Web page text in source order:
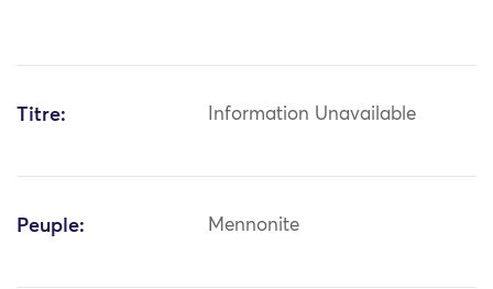
Titre: Information Unavailable
Peuple: Mennonite